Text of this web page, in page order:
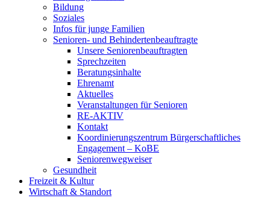
Bildung
Soziales
Infos für junge Familien
Senioren- und Behindertenbeauftragte
Unsere Seniorenbeauftragten
Sprechzeiten
Beratungsinhalte
Ehrenamt
Aktuelles
Veranstaltungen für Senioren
RE-AKTIV
Kontakt
Koordinierungszentrum Bürgerschaftliches
Engagement – KoBE
Seniorenwegweiser
Gesundheit
Freizeit & Kultur
Wirtschaft & Standort